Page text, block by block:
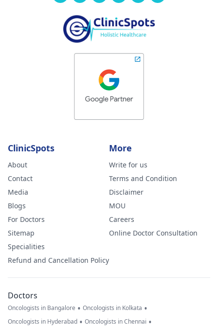
ClinicSpots
About
Contact
Media
Blogs
For Doctors
Sitemap
Specialities
Refund and Cancellation Policy
More
Write for us
Terms and Condition
Disclaimer
MOU
Careers
Online Doctor Consultation
Doctors
Oncologists in Bangalore • Oncologists in Kolkata •
Oncologists in Hyderabad • Oncologists in Chennai •